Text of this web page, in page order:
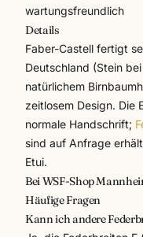
wartungsfreundlich
Details
Faber-Castell fertigt
Deutschland (Stein
natürlichem
zeitlosem Design. Die
normale Handschrift;
sind auf Anfrage
Etui.
Bei WSF-Shop
Häufige Fragen
Kann ich andere